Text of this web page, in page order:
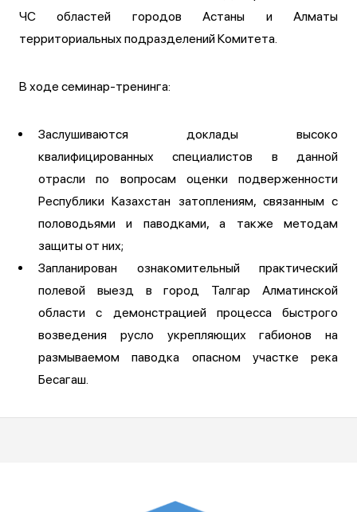
ЧС областей городов Астаны и Алматы
территориальных подразделений Комитета.
В ходе семинар-тренинга:
Заслушиваются доклады высоко
квалифицированных специалистов в данной
отрасли по вопросам оценки подверженности
Республики Казахстан затоплениям, связанным с
половодьями и паводками, а также методам
защиты от них;
Запланирован ознакомительный практический
полевой выезд в город Талгар Алматинской
области с демонстрацией процесса быстрого
возведения русло укрепляющих габионов на
размываемом паводка опасном участке река
Бесагаш.